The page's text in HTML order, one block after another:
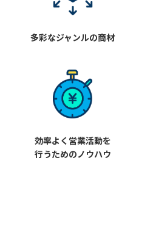
多彩なジャンルの商材
効率よく営業活動を
行うためのノウハウ